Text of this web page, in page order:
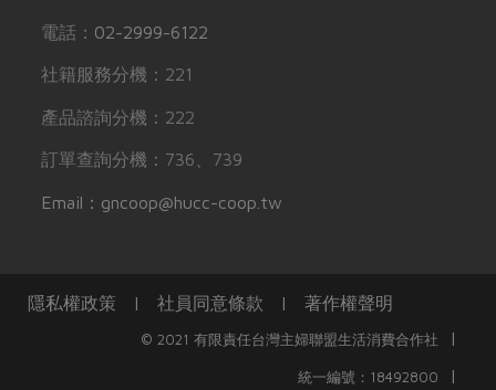
電話： 02-2999-6122
社籍服務分機：221
產品諮詢分機：222
訂單查詢分機：736、739
Email：gncoop@hucc-coop.tw
隱私權政策 | 社員同意條款 | 著作權聲明
© 2021 有限責任台灣主婦聯盟生活消費合作社 |
統一編號：18492800 |